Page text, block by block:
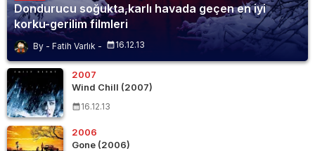
Dondurucu soğukta,karlı havada geçen en iyi
korku-gerilim filmleri
Fatih Varlık 16.12.13
2007
Wind Chill (2007)
16.12.13
2006
Gone (2006)